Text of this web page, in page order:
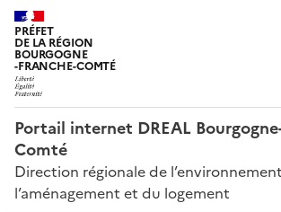
PRÉFET
DE LA RÉGION
BOURGOGNE
-FRANCHE-COMTÉ
Portail internet DREAL
Comté
Direction régionale de
l’aménagement et du logement